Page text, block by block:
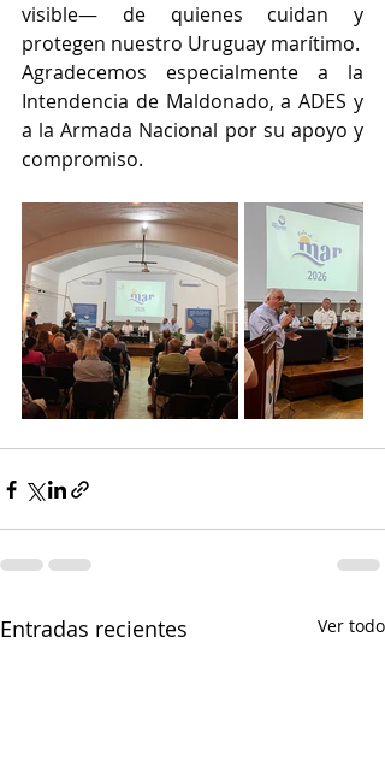
visible— de quienes cuidan y
protegen nuestro Uruguay marítimo.
Agradecemos especialmente a la
Intendencia de Maldonado, a ADES y
a la Armada Nacional por su apoyo y
compromiso.
Entradas recientes Ver todo